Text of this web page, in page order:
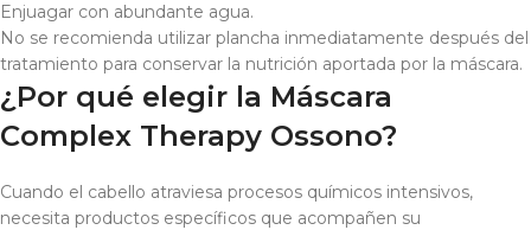
Enjuagar con abundante agua.
No se recomienda utilizar plancha inmediatamente después del
tratamiento para conservar la nutrición aportada por la máscara.
¿Por qué elegir la Máscara
Complex Therapy Ossono?
Cuando el cabello atraviesa procesos químicos intensivos,
necesita productos específicos que acompañen su